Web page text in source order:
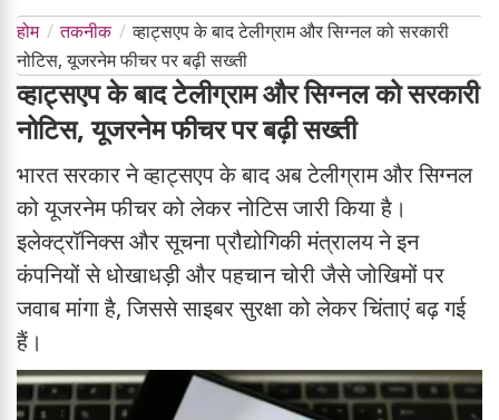
होम तकनीक
व्हाट्सएप के बाद टेलीग्राम और सिग्नल को सरकारी
नोटिस, यूजरनेम फीचर पर बढ़ी सख्ती
व्हाट्सएप के बाद टेलीग्राम और सिग्नल को सरकारी
नोटिस, यूजरनेम फीचर पर बढ़ी सख्ती
भारत सरकार ने व्हाट्सएप के बाद अब टेलीग्राम और सिग्नल
को यूजरनेम फीचर को लेकर नोटिस जारी किया है।
इलेक्ट्रॉनिक्स और सूचना प्रौद्योगिकी मंत्रालय ने इन
कंपनियों से धोखाधड़ी और पहचान चोरी जैसे जोखिमों पर
जवाब मांगा है, जिससे साइबर सुरक्षा को लेकर चिंताएं बढ़ गई
हैं।